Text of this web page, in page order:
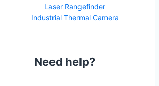
Laser Rangefinder
Industrial Thermal Camera
Need help?